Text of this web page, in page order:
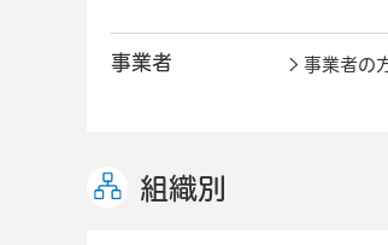
事業者 事業者の
組織別